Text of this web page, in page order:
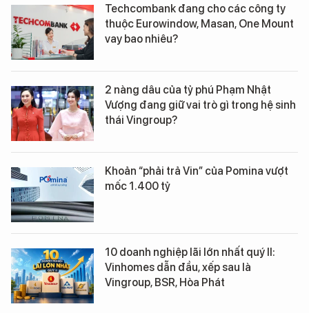
Techcombank đang cho các công ty
thuộc Eurowindow, Masan, One Mount
vay bao nhiêu?
2 nàng dâu của tỷ phú Phạm Nhật
Vượng đang giữ vai trò gì trong hệ sinh
thái Vingroup?
Khoản “phải trả Vin” của Pomina vượt
mốc 1.400 tỷ
10 doanh nghiệp lãi lớn nhất quý II:
Vinhomes dẫn đầu, xếp sau là
Vingroup, BSR, Hòa Phát